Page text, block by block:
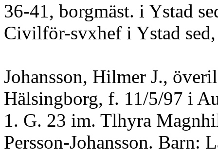
36-41, borgmäst. i Ystad
Civilför-svxhef i Ystad
Johansson, Hilmer J.,
Hälsingborg, f. 11/5/97 i
1. G. 23 im. Tlhyra
Persson-Johansson. Barn: